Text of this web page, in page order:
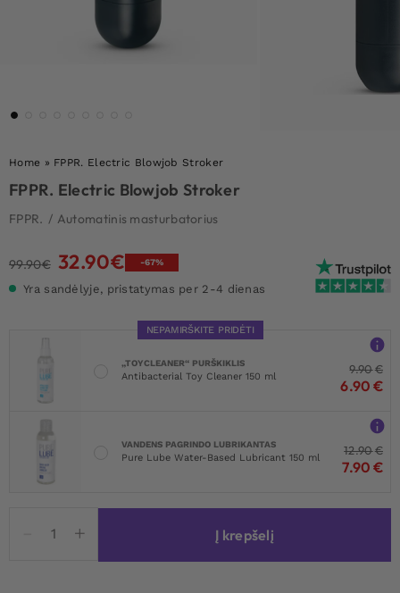
Home » FPPR. Electric Blowjob Stroker
FPPR. Electric Blowjob Stroker
FPPR. / Automatinis masturbatorius
99.90€ Original
was:
32.90€Current
32.90€.
-67%
Yra sandėlyje, pristatymas per 2-4 dienas
NEPAMIRŠKITE PRIDĖTI
„TOYCLEANER“ PURŠKIKLIS
Antibacterial Toy Cleaner 150 ml
9.90€
6.90 €
VANDENS PAGRINDO LUBRIKANTAS
Pure Lube Water-Based Lubricant 150 ml
12.90€
7.90 €
kiekis:
Į krepšelį